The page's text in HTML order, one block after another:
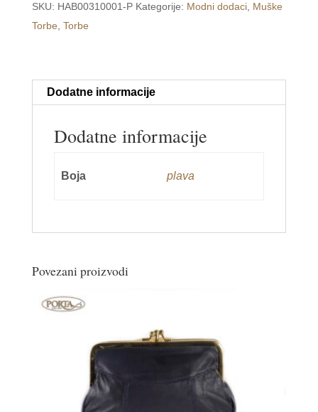
SKU: HAB00310001-P Kategorije: Modni dodaci, Muške
Torbe Torbe
Dodatne informacije
Dodatne informacije
Boja plava
Povezani proizvodi